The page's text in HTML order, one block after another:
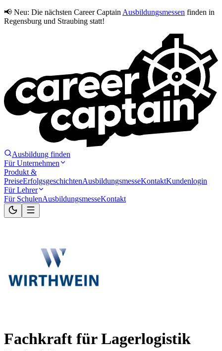
📢 Neu: Die nächsten Career Captain Ausbildungsmessen finden in
Regensburg und Straubing statt!
Ausbildung finden
Für Unternehmen
Produkt &
PreiseErfolgsgeschichtenAusbildungsmesseKontaktKundenlogin
Für Lehrer
Für SchulenAusbildungsmesseKontakt
Fachkraft für Lagerlogistik